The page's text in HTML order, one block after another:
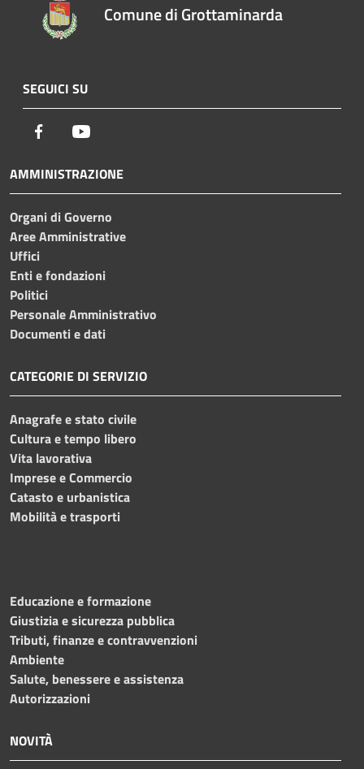
Comune di Grottaminarda
SEGUICI SU
Facebook
AMMINISTRAZIONE
Organi di Governo
Aree Amministrative
Uffici
Enti e fondazioni
Politici
Personale Amministrativo
Documenti e dati
CATEGORIE DI SERVIZIO
Anagrafe e stato civile
Cultura e tempo libero
Vita lavorativa
Imprese e Commercio
Catasto e urbanistica
Mobilità e trasporti
Educazione e formazione
Giustizia e sicurezza pubblica
Tributi, finanze e contravvenzioni
Ambiente
Salute, benessere e assistenza
Autorizzazioni
NOVITÀ